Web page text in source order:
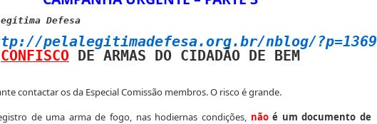
Defesa
pelalegitimadefesa.org.br/nblog/?p=1369
CONFISCO DE ARMAS DO CIDADÃO DE BEM
contactar os da Especial Comissão membros. O risco é grande.
de uma arma de fogo, nas hodiernas condições, nãoé um documento de